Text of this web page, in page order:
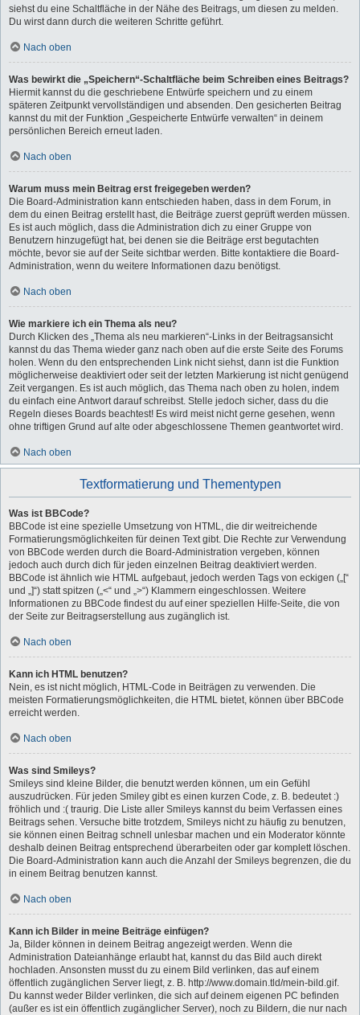
siehst du eine Schaltfläche in der Nähe des Beitrags, um diesen zu melden.
Du wirst dann durch die weiteren Schritte geführt.
Nach oben
Was bewirkt die „Speichern“-Schaltfläche beim Schreiben eines Beitrags?
Hiermit kannst du die geschriebene Entwürfe speichern und zu einem
späteren Zeitpunkt vervollständigen und absenden. Den gesicherten Beitrag
kannst du mit der Funktion „Gespeicherte Entwürfe verwalten“ in deinem
persönlichen Bereich erneut laden.
Nach oben
Warum muss mein Beitrag erst freigegeben werden?
Die Board-Administration kann entschieden haben, dass in dem Forum, in
dem du einen Beitrag erstellt hast, die Beiträge zuerst geprüft werden müssen.
Es ist auch möglich, dass die Administration dich zu einer Gruppe von
Benutzern hinzugefügt hat, bei denen sie die Beiträge erst begutachten
möchte, bevor sie auf der Seite sichtbar werden. Bitte kontaktiere die Board-
Administration, wenn du weitere Informationen dazu benötigst.
Nach oben
Wie markiere ich ein Thema als neu?
Durch Klicken des „Thema als neu markieren“-Links in der Beitragsansicht
kannst du das Thema wieder ganz nach oben auf die erste Seite des Forums
holen. Wenn du den entsprechenden Link nicht siehst, dann ist die Funktion
möglicherweise deaktiviert oder seit der letzten Markierung ist nicht genügend
Zeit vergangen. Es ist auch möglich, das Thema nach oben zu holen, indem
du einfach eine Antwort darauf schreibst. Stelle jedoch sicher, dass du die
Regeln dieses Boards beachtest! Es wird meist nicht gerne gesehen, wenn
ohne triftigen Grund auf alte oder abgeschlossene Themen geantwortet wird.
Nach oben
Textformatierung und Thementypen
Was ist BBCode?
BBCode ist eine spezielle Umsetzung von HTML, die dir weitreichende
Formatierungsmöglichkeiten für deinen Text gibt. Die Rechte zur Verwendung
von BBCode werden durch die Board-Administration vergeben, können
jedoch auch durch dich für jeden einzelnen Beitrag deaktiviert werden.
BBCode ist ähnlich wie HTML aufgebaut, jedoch werden Tags von eckigen („[“
und „]“) statt spitzen („<“ und „>“) Klammern eingeschlossen. Weitere
Informationen zu BBCode findest du auf einer speziellen Hilfe-Seite, die von
der Seite zur Beitragserstellung aus zugänglich ist.
Nach oben
Kann ich HTML benutzen?
Nein, es ist nicht möglich, HTML-Code in Beiträgen zu verwenden. Die
meisten Formatierungsmöglichkeiten, die HTML bietet, können über BBCode
erreicht werden.
Nach oben
Was sind Smileys?
Smileys sind kleine Bilder, die benutzt werden können, um ein Gefühl
auszudrücken. Für jeden Smiley gibt es einen kurzen Code, z. B. bedeutet :)
fröhlich und :( traurig. Die Liste aller Smileys kannst du beim Verfassen eines
Beitrags sehen. Versuche bitte trotzdem, Smileys nicht zu häufig zu benutzen,
sie können einen Beitrag schnell unlesbar machen und ein Moderator könnte
deshalb deinen Beitrag entsprechend überarbeiten oder gar komplett löschen.
Die Board-Administration kann auch die Anzahl der Smileys begrenzen, die du
in einem Beitrag benutzen kannst.
Nach oben
Kann ich Bilder in meine Beiträge einfügen?
Ja, Bilder können in deinem Beitrag angezeigt werden. Wenn die
Administration Dateianhänge erlaubt hat, kannst du das Bild auch direkt
hochladen. Ansonsten musst du zu einem Bild verlinken, das auf einem
öffentlich zugänglichen Server liegt, z. B. http://www.domain.tld/mein-bild.gif.
Du kannst weder Bilder verlinken, die sich auf deinem eigenen PC befinden
(außer es ist ein öffentlich zugänglicher Server), noch zu Bildern, die nur nach